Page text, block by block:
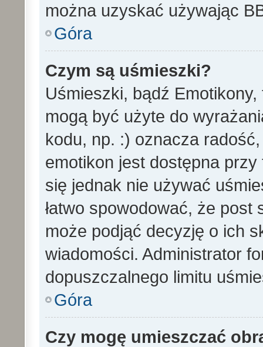
można uzyskać używając
Góra
Czym są uśmieszki?
Uśmieszki, bądź
mogą być użyte do
kodu, np. :) oznacza
emotikon jest dostępna
się jednak nie używać
łatwo spowodować, że
może podjąć decyzję o ich
wiadomości. Administrator
dopuszczalnego limitu
Góra
Czy mogę umieszczać